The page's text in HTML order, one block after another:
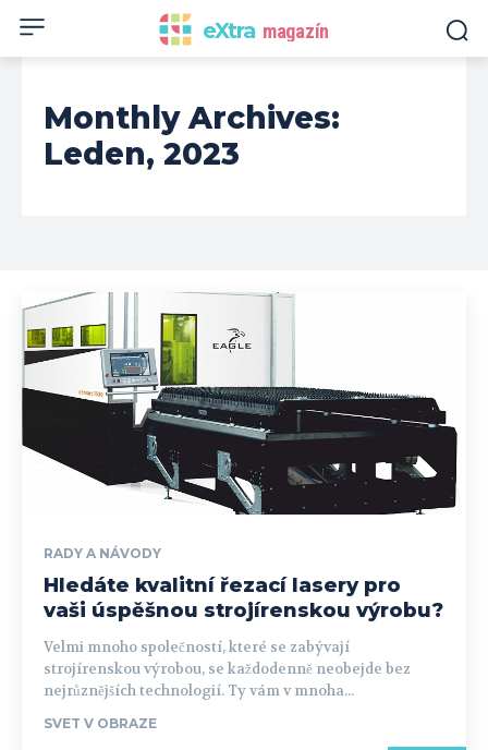
eXtra magazín
Monthly Archives:
Leden, 2023
RADY A NÁVODY
Hledáte kvalitní řezací lasery pro
vaši úspěšnou strojírenskou výrobu?
Velmi mnoho společností, které se zabývají
strojírenskou výrobou, se každodenně neobejde bez
nejrůznějších technologií. Ty vám v mnoha...
SVET V OBRAZE